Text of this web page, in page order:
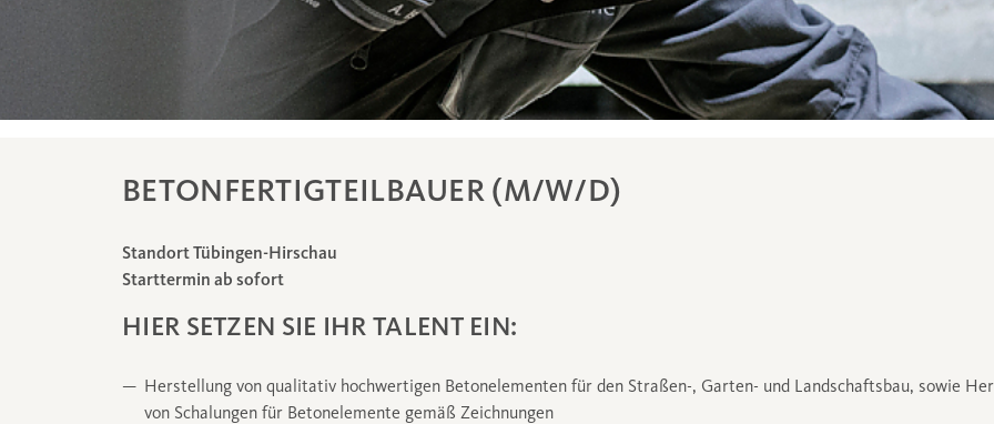
BETONFERTIGTEILBAUER (M/W/D)
Standort Tübingen-Hirschau
Starttermin ab sofort
HIER SETZEN SIE IHR TALENT EIN:
Herstellung von qualitativ hochwertigen Betonelementen für den Straßen-, Garten- und Landschaftsbau, sowie
von Schalungen für Betonelemente gemäß Zeichnungen